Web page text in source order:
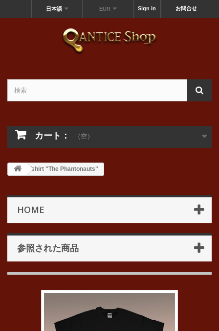
お問合せ
Sign in
EUR
日本語
カート： （空）
Tshirt "The Phantonauts"
HOME
参照された商品